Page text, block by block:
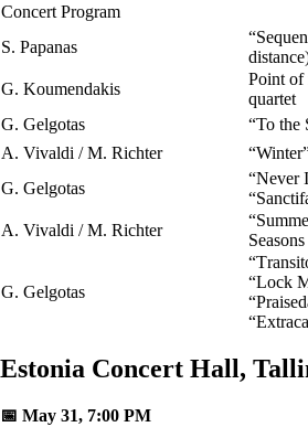
Concert Program
S. Papanas
G. Koumendakis
Point of
quartet
G. Gelgotas
“To the
A. Vivaldi / M. Richter
G. Gelgotas
“Never
A. Vivaldi / M. Richter
Seasons
G. Gelgotas
“Lock
Estonia Concert Hall,
📅 May 31, 7:00 PM